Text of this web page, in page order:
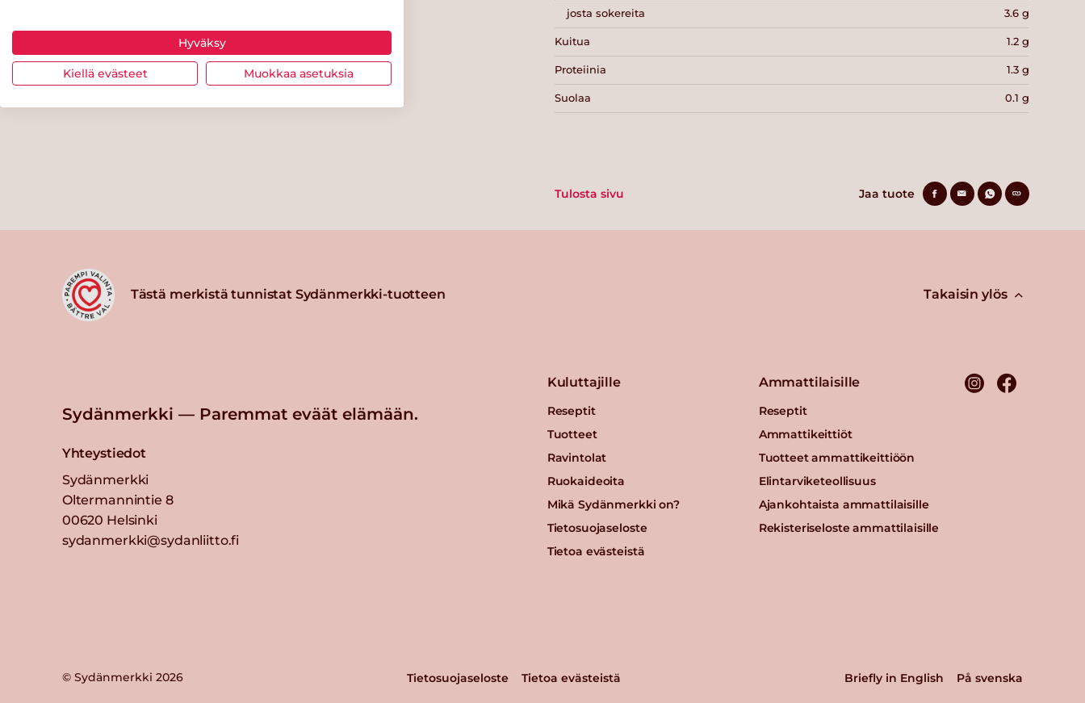
josta sokereita 3.6 g
Kuitua 1.2 g
Proteiinia 1.3 g
Suolaa 0.1 g
Tulosta sivu Jaa tuote
Tästä merkistä tunnistat Sydänmerkki-tuotteen Takaisin ylös
Sydänmerkki — Paremmat eväät elämään.
Yhteystiedot
Sydänmerkki
Oltermannintie 8
00620 Helsinki
sydanmerkki@sydanliitto.fi
Kuluttajille
Reseptit
Tuotteet
Ravintolat
Ruokaideoita
Mikä Sydänmerkki on?
Tietosuojaseloste
Tietoa evästeistä
Ammattilaisille
Reseptit
Ammattikeittiöt
Tuotteet ammattikeittiöön
Elintarviketeollisuus
Ajankohtaista ammattilaisille
Rekisteriseloste ammattilaisille
© Sydänmerkki 2026 Tietosuojaseloste Tietoa evästeistä Briefly in English På svenska
Hyväksy
Kiellä evästeet Muokkaa asetuksia